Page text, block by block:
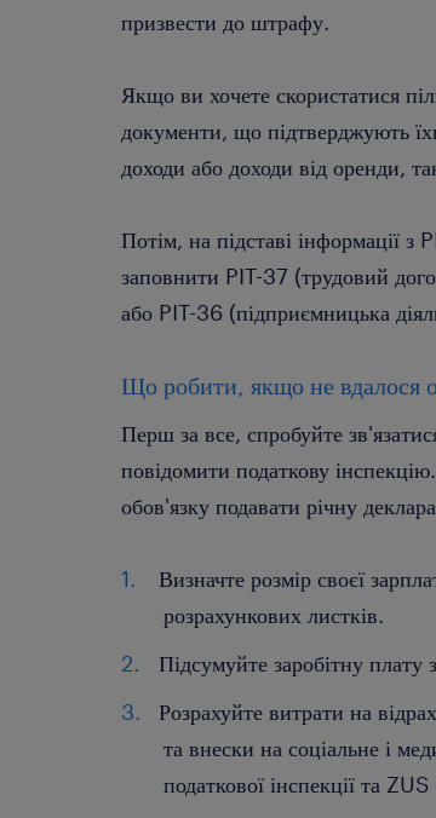
призвести до штрафу.
Якщо ви хочете скористатися
документи, що підтверджують
доходи або доходи від оренди,
Потім, на підставі інформації з
заповнити PIT-37 (трудовий
або PIT-36 (підприємницька
Що робити, якщо не вдалося
Перш за все, спробуйте
повідомити податкову
обов'язку подавати річну
Визначте розмір своєї
розрахункових листків.
Підсумуйте заробітну плату
Розрахуйте витрати на
та внески на соціальне і
податкової інспекції та